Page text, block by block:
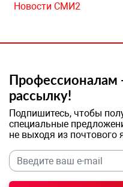
Новости СМИ2
Профессионалам
рассылку!
Подпишитесь, чтобы
специальные
не выходя из почтового